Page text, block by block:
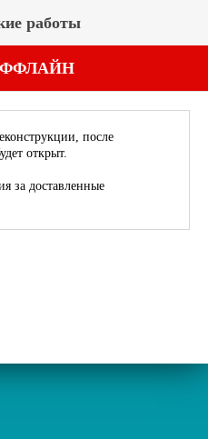
работы
после
открыт.
за доставленные